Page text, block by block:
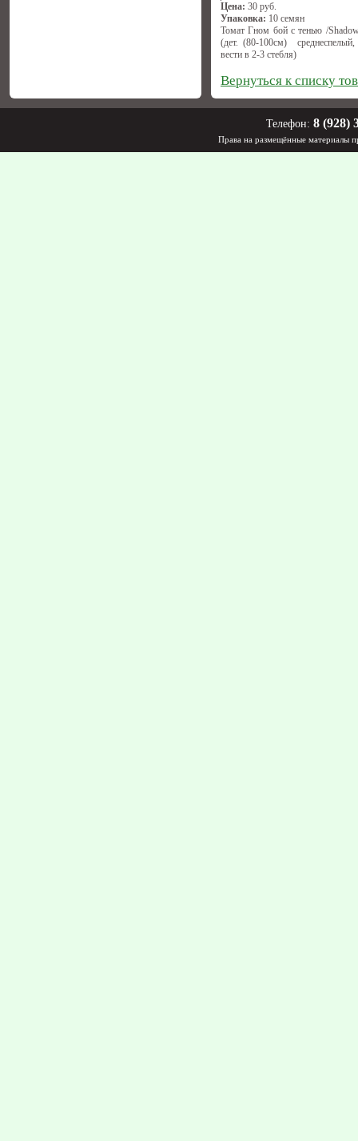
Цена: 30 руб.
Упаковка: 10 семян
Томат Гном бой с тенью /
(дет. (80-100см)
вести в 2-3 стебля)
Вернуться к списку
Телефон: 8 (928)
Права на размещённые материалы